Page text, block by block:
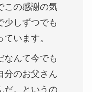
この感謝の気
少しずつでも
います。
なんて今でも
分のお父さん
だ。というの